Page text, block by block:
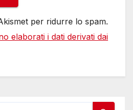
per ridurre lo spam.
elaborati i dati derivati dai